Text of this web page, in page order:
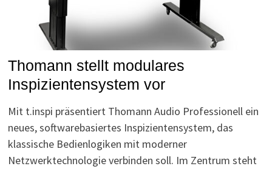
Thomann stellt modulares
Inspizientensystem vor
Mit t.inspi präsentiert Thomann Audio Professionell ein
neues, softwarebasiertes Inspizientensystem, das
klassische Bedienlogiken mit moderner
Netzwerktechnologie verbinden soll. Im Zentrum steht